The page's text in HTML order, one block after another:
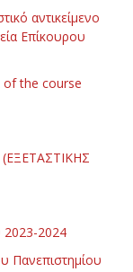
αντικείμενο
Επίκουρου
the course
2024
Πανεπιστημίου